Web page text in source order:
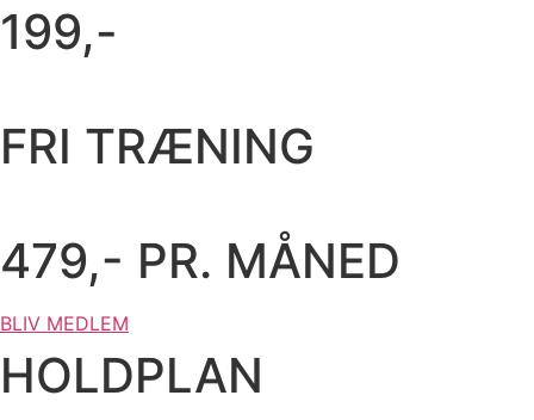
199,-
FRI TRÆNING
479,- PR. MÅNED
BLIV MEDLEM
HOLDPLAN